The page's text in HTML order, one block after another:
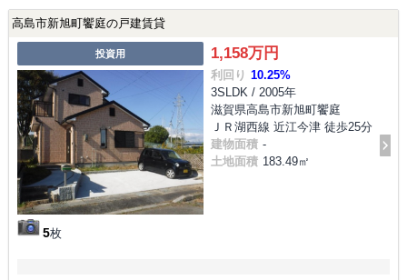
高島市新旭町饗庭の戸建賃貸
投資用
5枚
1,158万円
利回り 10.25%
3SLDK / 2005年
滋賀県高島市新旭町饗庭
ＪＲ湖西線 近江今津 徒歩25分
建物面積 -
土地面積 183.49㎡